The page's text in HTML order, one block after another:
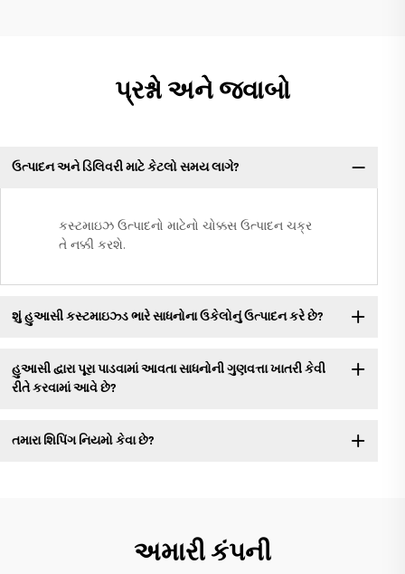
પ્રશ્નો અને જવાબો
ઉત્પાદન અને ડિલિવરી માટે કેટલો સમય લાગે?
કસ્ટમાઇઝ ઉત્પાદનો માટેનો ચોક્કસ ઉત્પાદન ચક્ર
તે નક્કી કરશે.
શું હુઆસી કસ્ટમાઇઝ્ડ ભારે સાધનોના ઉકેલોનું ઉત્પાદન કરે છે?
હુઆસી દ્વારા પૂરા પાડવામાં આવતા સાધનોની ગુણવત્તા ખાતરી કેવી
રીતે કરવામાં આવે છે?
તમારા શિપિંગ નિયમો કેવા છે?
અમારી કંપની